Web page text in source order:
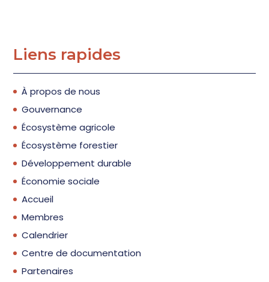
Liens rapides
À propos de nous
Gouvernance
Écosystème agricole
Écosystème forestier
Développement durable
Économie sociale
Accueil
Membres
Calendrier
Centre de documentation
Partenaires